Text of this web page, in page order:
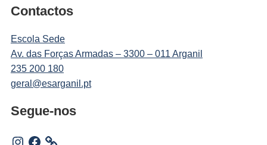
Contactos
Escola Sede
Av. das Forças Armadas – 3300 – 011 Arganil
235 200 180
geral@esarganil.pt
Segue-nos
Instagram
Facebook